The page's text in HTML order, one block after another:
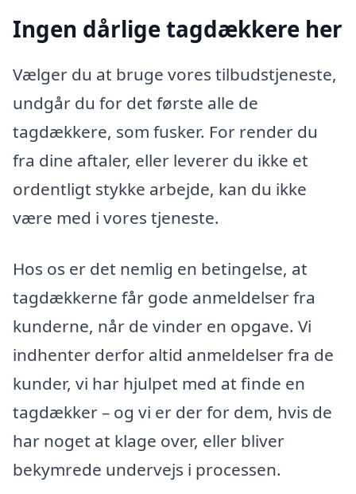
Ingen dårlige tagdækkere her
Vælger du at bruge vores tilbudstjeneste,
undgår du for det første alle de
tagdækkere, som fusker. For render du
fra dine aftaler, eller leverer du ikke et
ordentligt stykke arbejde, kan du ikke
være med i vores tjeneste.
Hos os er det nemlig en betingelse, at
tagdækkerne får gode anmeldelser fra
kunderne, når de vinder en opgave. Vi
indhenter derfor altid anmeldelser fra de
kunder, vi har hjulpet med at finde en
tagdækker – og vi er der for dem, hvis de
har noget at klage over, eller bliver
bekymrede undervejs i processen.